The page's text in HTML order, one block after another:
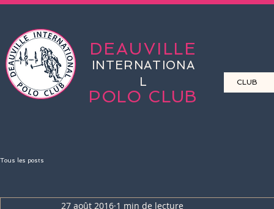
DEAUVILLE
INTERNATIONA
L
POLO CLUB
CLUB
Tous les posts
27 août 2016 1 min de lecture